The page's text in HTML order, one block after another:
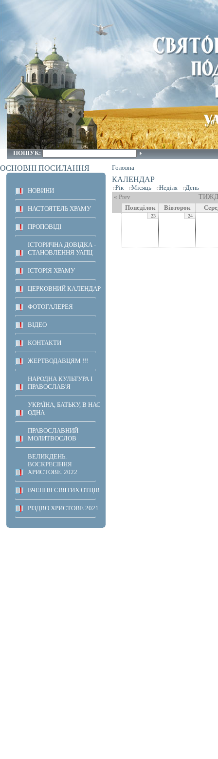
ПОШУК:
ОСНОВНІ ПОСИЛАННЯ
НОВИНИ
НАСТОЯТЕЛЬ ХРАМУ
ПРОПОВІДІ
ІСТОРИЧНА ДОВІДКА -
СТАНОВЛЕННЯ УАПЦ
ІСТОРІЯ ХРАМУ
ЦЕРКОВНИЙ КАЛЕНДАР
ФОТОГАЛЕРЕЯ
ВІДЕО
КОНТАКТИ
ЖЕРТВОДАВЦЯМ !!!
НАРОДНА КУЛЬТУРА І
ПРАВОСЛАВ'Я
УКРАЇНА, БАТЬКУ, В НАС
ОДНА
ПРАВОСЛАВНИЙ
МОЛИТВОСЛОВ
ВЕЛИКДЕНЬ.
ВОСКРЕСІННЯ
ХРИСТОВЕ. 2022
ВЧЕННЯ СВЯТИХ ОТЦІВ
РІЗДВО ХРИСТОВЕ 2021
Головна
КАЛЕНДАР
Рік Місяць Неділя
День
« Prev
Понеділок
Вівторок
23 24